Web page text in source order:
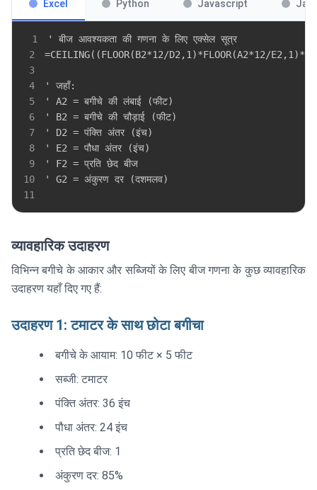
Excel Python Javascript
1
' बीज आवश्यकता की गणना के लिए एक्सेल सूत्र
2
3
4
5
6
7
8
9
' F2 = प्रति छेद बीज
10
11
व्यावहारिक उदाहरण
विभिन्न बगीचे के आकार और सब्जियों के लिए बीज गणना के कुछ व्यावहारिक
उदाहरण यहाँ दिए गए हैं:
उदाहरण 1: टमाटर के साथ छोटा बगीचा
बगीचे के आयाम: 10 फीट × 5 फीट
सब्जी: टमाटर
पंक्ति अंतर: 36 इंच
पौधा अंतर: 24 इंच
प्रति छेद बीज: 1
अंकुरण दर: 85%